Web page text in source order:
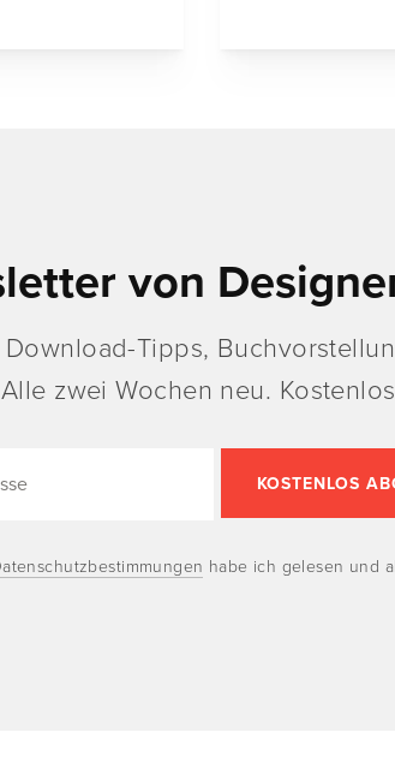
von
Download-Tipps,
Alle zwei Wochen neu.
habe ich gelesen und